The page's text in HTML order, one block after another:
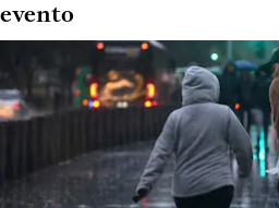
evento